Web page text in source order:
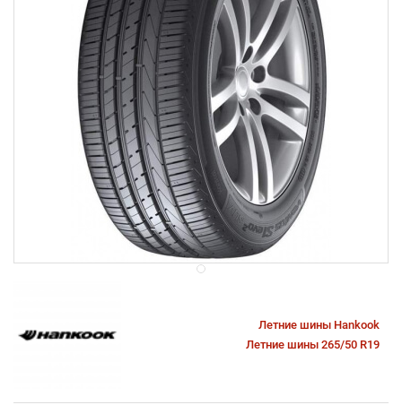
Летние шины Hankook
Летние шины 265/50 R19